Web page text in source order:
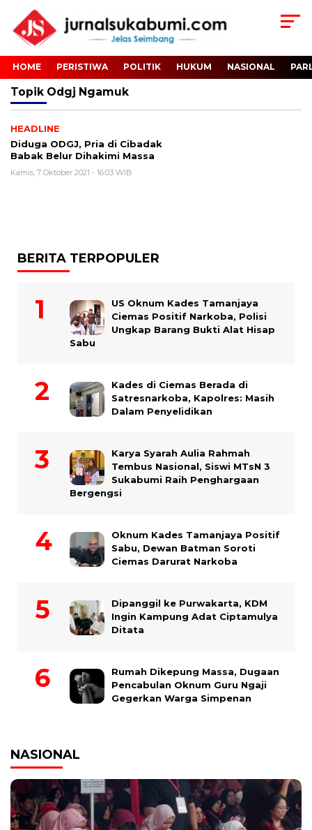
HOME PERISTIWA POLITIK HUKUM NASIONAL
Topik Odgj Ngamuk
HEADLINE
Diduga ODGJ, Pria di Cibadak
Babak Belur Dihakimi Massa
Kamis, 7 Oktober 2021 - 16:03 WIB
BERITA TERPOPULER
US Oknum Kades Tamanjaya
Ciemas Positif Narkoba, Polisi
Ungkap Barang Bukti Alat Hisap
Sabu
Kades di Ciemas Berada di
Satresnarkoba, Kapolres: Masih
Dalam Penyelidikan
Karya Syarah Aulia Rahmah
Tembus Nasional, Siswi MTsN 3
Sukabumi Raih Penghargaan
Bergengsi
Oknum Kades Tamanjaya Positif
Sabu, Dewan Batman Soroti
Ciemas Darurat Narkoba
Dipanggil ke Purwakarta, KDM
Ingin Kampung Adat Ciptamulya
Ditata
Rumah Dikepung Massa, Dugaan
Pencabulan Oknum Guru Ngaji
Gegerkan Warga Simpenan
NASIONAL